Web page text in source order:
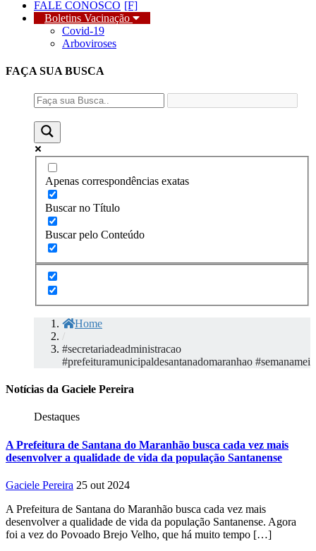
FALE CONOSCO
Boletins Vacinação
Covid-19
Arboviroses
FAÇA SUA BUSCA
Apenas correspondências exatas
Buscar no Título
Buscar pelo Conteúdo
Home
/
#secretariadeadministracao
#prefeituramunicipaldesantanadomaranhao #semanamei
Notícias da Gaciele Pereira
Destaques
A Prefeitura de Santana do Maranhão busca cada vez mais
desenvolver a qualidade de vida da população Santanense
Gaciele Pereira 25 out 2024
A Prefeitura de Santana do Maranhão busca cada vez mais
desenvolver a qualidade de vida da população Santanense. Agora
foi a vez do Povoado Brejo Velho, que há muito tempo […]